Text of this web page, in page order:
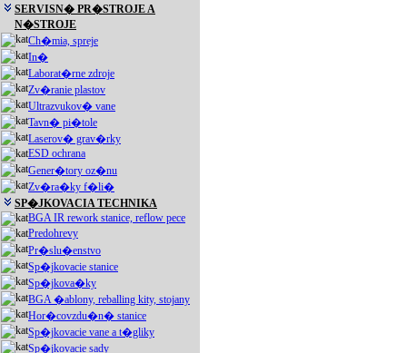
SERVISN� PR�STROJE A
N�STROJE
Ch�mia, spreje
In�
Laborat�rne zdroje
Zv�ranie plastov
Ultrazvukov� vane
Tavn� pi�tole
Laserov� grav�rky
ESD ochrana
Gener�tory oz�nu
Zv�ra�ky f�li�
SP�JKOVACIA TECHNIKA
BGA IR rework stanice, reflow pece
Predohrevy
Pr�slu�enstvo
Sp�jkovacie stanice
Sp�jkova�ky
BGA �ablony, reballing kity, stojany
Hor�covzdu�n� stanice
Sp�jkovacie vane a t�gliky
Sp�jkovacie sady